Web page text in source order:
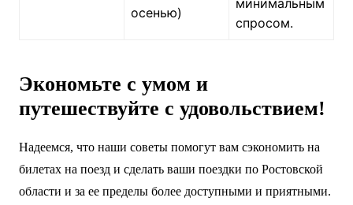
осенью)
спросом.
Экономьте с умом и
путешествуйте с удовольствием!
Надеемся, что наши советы помогут вам сэкономить на
билетах на поезд и сделать ваши поездки по Ростовской
области и за ее пределы более доступными и приятными.